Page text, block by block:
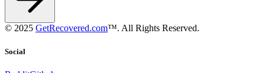
© 2025 GetRecovered.com™. All Rights Reserved.
Social